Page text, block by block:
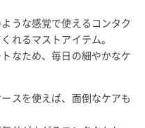
うな感覚で使えるコンタク
れるマストアイテム。
なため、毎日の細やかなケ
スを使えば、面倒なケアも